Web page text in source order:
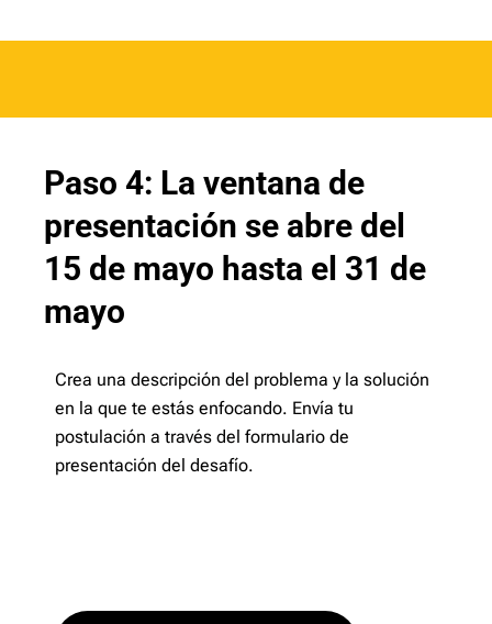
Paso 4: La ventana de
presentación se abre del
15 de mayo hasta el 31 de
mayo
Crea una descripción del problema y la solución
en la que te estás enfocando. Envía tu
postulación a través del formulario de
presentación del desafío.